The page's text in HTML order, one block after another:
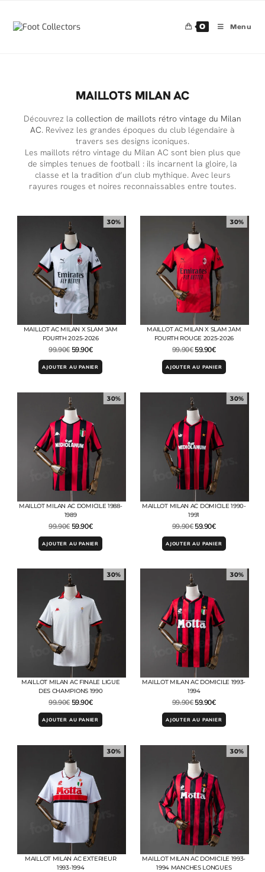
0 Menu
MAILLOTS MILAN AC
Découvrez la collection de maillots rétro vintage du Milan
AC. Revivez les grandes époques du club légendaire à
travers ses designs iconiques.
Les maillots rétro vintage du Milan AC sont bien plus que
de simples tenues de football : ils incarnent la gloire, la
classe et la tradition d’un club mythique. Avec leurs
rayures rouges et noires reconnaissables entre toutes.
30%
MAILLOT AC MILAN X SLAM JAM
FOURTH 2025-2026
99.90€ 59.90€
AJOUTER AU PANIER
30%
MAILLOT AC MILAN X SLAM JAM
FOURTH ROUGE 2025-2026
99.90€ 59.90€
AJOUTER AU PANIER
30%
MAILLOT MILAN AC DOMICILE 1988-
1989
99.90€ 59.90€
AJOUTER AU PANIER
30%
MAILLOT MILAN AC DOMICILE 1990-
1991
99.90€ 59.90€
AJOUTER AU PANIER
30%
MAILLOT MILAN AC FINALE LIGUE
DES CHAMPIONS 1990
99.90€ 59.90€
AJOUTER AU PANIER
30%
MAILLOT MILAN AC DOMICILE 1993-
1994
99.90€ 59.90€
AJOUTER AU PANIER
30%
MAILLOT MILAN AC EXTERIEUR
1993-1994
30%
MAILLOT MILAN AC DOMICILE 1993-
1994 MANCHES LONGUES